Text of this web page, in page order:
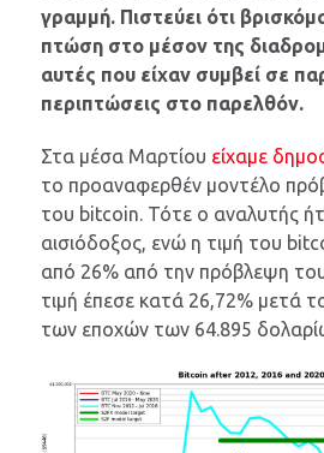
γραμμή. Πιστεύει ότι
πτώση στο μέσον της
αυτές που είχαν συμβεί σε
περιπτώσεις στο παρελθόν.
Στα μέσα Μαρτίου είχαμε
το προαναφερθέν μοντέλο
του bitcoin. Τότε ο αναλυτής
αισιόδοξος, ενώ η τιμή του
από 26% από την πρόβλεψη
τιμή έπεσε κατά 26,72% μετά
των εποχών των 64.895